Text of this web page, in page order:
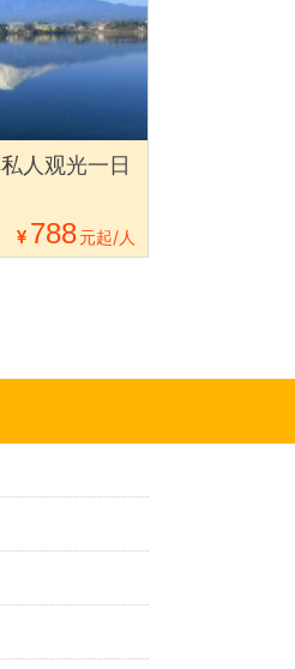
人观光一日
788元起/人